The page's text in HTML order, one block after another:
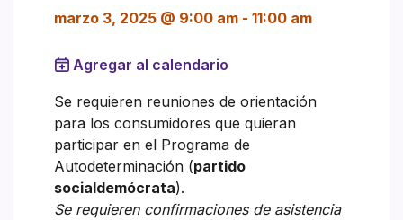
marzo 3, 2025 @ 9:00 am - 11:00 am
Agregar al calendario
Se requieren reuniones de orientación
para los consumidores que quieran
participar en el Programa de
Autodeterminación (partido
socialdemócrata).
Se requieren confirmaciones de asistencia